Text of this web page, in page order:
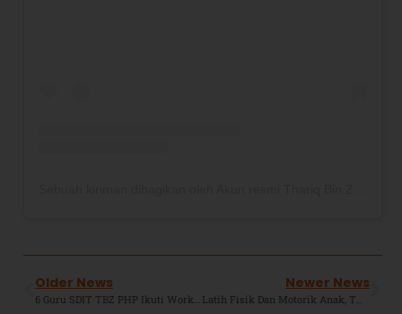
Older News Newer News